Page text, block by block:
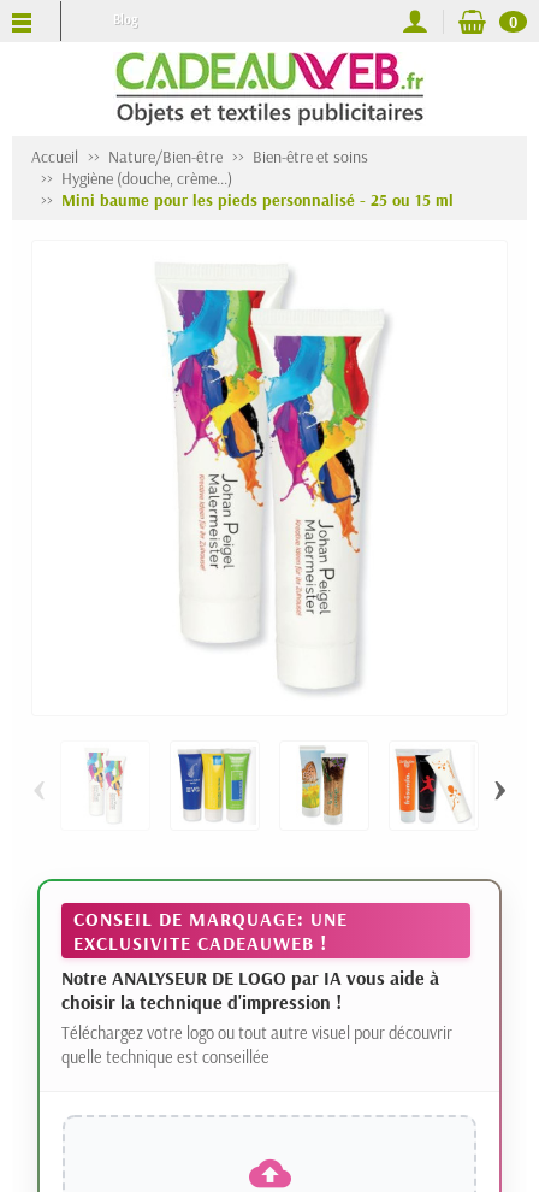
Blog 0
Accueil Nature/Bien-être
Bien-être et soins
Hygiène (douche, crème...)
Mini baume pour les pieds personnalisé - 25 ou 15 ml
‹ ›
CONSEIL DE MARQUAGE: UNE
EXCLUSIVITE CADEAUWEB !
Notre ANALYSEUR DE LOGO par IA vous aide à
choisir la technique d'impression !
Téléchargez votre logo ou tout autre visuel pour découvrir
quelle technique est conseillée